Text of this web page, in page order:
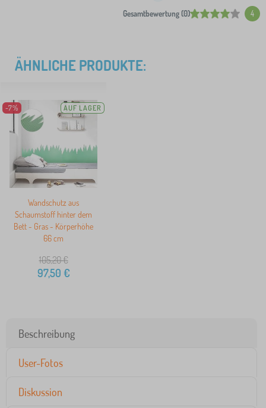
Gesamtbewertung (0) 4
ÄHNLICHE PRODUKTE:
-7% AUF LAGER
Wandschutz aus
Schaumstoff hinter dem
Bett - Gras - Körperhöhe
66 cm
105,20€
97,50 €
Beschreibung
User-Fotos
Diskussion